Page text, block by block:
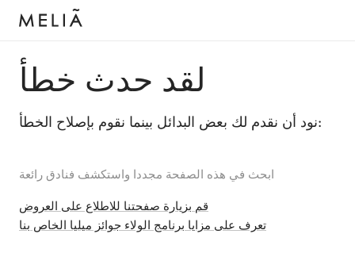
لقد حدث خطأ
نود أن نقدم لك بعض البدائل بينما نقوم بإصلاح الخطأ:
ابحث في هذه الصفحة مجددا واستكشف فنادق رائعة
قم بزيارة صفحتنا للاطلاع على العروض
تعرف على مزايا برنامج الولاء جوائز ميليا الخاص بنا